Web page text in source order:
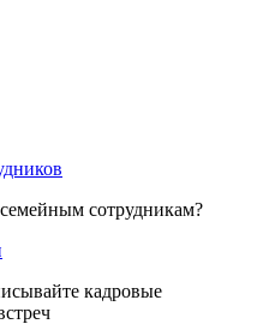
сотрудникам?
кадровые